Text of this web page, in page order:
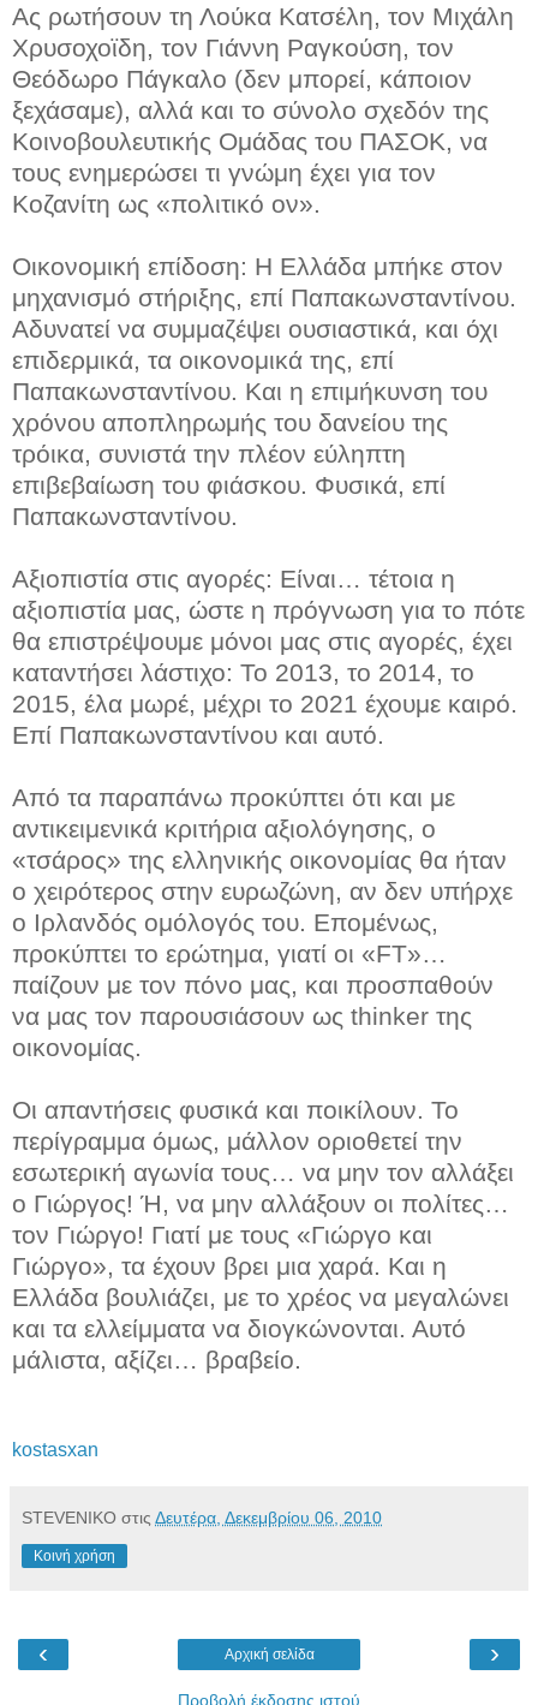
Ας ρωτήσουν τη Λούκα Κατσέλη, τον Μιχάλη
Χρυσοχοϊδη, τον Γιάννη Ραγκούση, τον
Θεόδωρο Πάγκαλο (δεν μπορεί, κάποιον
ξεχάσαμε), αλλά και το σύνολο σχεδόν της
Κοινοβουλευτικής Ομάδας του ΠΑΣΟΚ, να
τους ενημερώσει τι γνώμη έχει για τον
Κοζανίτη ως «πολιτικό ον».
Οικονομική επίδοση: Η Ελλάδα μπήκε στον
μηχανισμό στήριξης, επί Παπακωνσταντίνου.
Αδυνατεί να συμμαζέψει ουσιαστικά, και όχι
επιδερμικά, τα οικονομικά της, επί
Παπακωνσταντίνου. Και η επιμήκυνση του
χρόνου αποπληρωμής του δανείου της
τρόικα, συνιστά την πλέον εύληπτη
επιβεβαίωση του φιάσκου. Φυσικά, επί
Παπακωνσταντίνου.
Αξιοπιστία στις αγορές: Είναι… τέτοια η
αξιοπιστία μας, ώστε η πρόγνωση για το πότε
θα επιστρέψουμε μόνοι μας στις αγορές, έχει
καταντήσει λάστιχο: Το 2013, το 2014, το
2015, έλα μωρέ, μέχρι το 2021 έχουμε καιρό.
Επί Παπακωνσταντίνου και αυτό.
Από τα παραπάνω προκύπτει ότι και με
αντικειμενικά κριτήρια αξιολόγησης, ο
«τσάρος» της ελληνικής οικονομίας θα ήταν
ο χειρότερος στην ευρωζώνη, αν δεν υπήρχε
ο Ιρλανδός ομόλογός του. Επομένως,
προκύπτει το ερώτημα, γιατί οι «FT»…
παίζουν με τον πόνο μας, και προσπαθούν
να μας τον παρουσιάσουν ως thinker της
οικονομίας.
Οι απαντήσεις φυσικά και ποικίλουν. Το
περίγραμμα όμως, μάλλον οριοθετεί την
εσωτερική αγωνία τους… να μην τον αλλάξει
ο Γιώργος! Ή, να μην αλλάξουν οι πολίτες…
τον Γιώργο! Γιατί με τους «Γιώργο και
Γιώργο», τα έχουν βρει μια χαρά. Και η
Ελλάδα βουλιάζει, με το χρέος να μεγαλώνει
και τα ελλείμματα να διογκώνονται. Αυτό
μάλιστα, αξίζει… βραβείο.
kostasxan
STEVENIKO στις Δευτέρα, Δεκεμβρίου 06, 2010
Κοινή χρήση
‹ ›
Αρχική σελίδα
Προβολή έκδοσης ιστού